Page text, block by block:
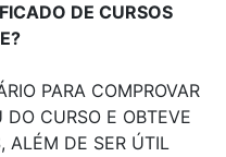
DE CURSOS
PARA COMPROVAR
CURSO E OBTEVE
ALÉM DE SER ÚTIL